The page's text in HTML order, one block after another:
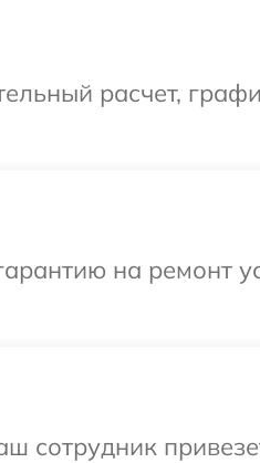
расчет,
на ремонт
сотрудник